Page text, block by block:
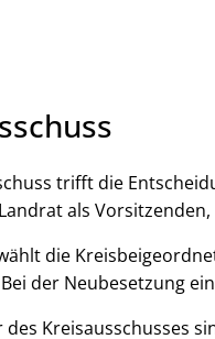
trifft die
als
die
der Neubesetzung
des Kreisausschusses